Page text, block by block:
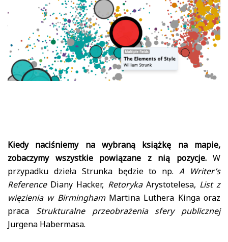
Kiedy naciśniemy na wybraną książkę na mapie,
zobaczymy wszystkie powiązane z nią pozycje.W
przypadku dzieła Strunka będzie to np.A Writer’s
ReferenceDiany Hacker, RetorykaArystotelesa, List z
więzienia w BirminghamMartina Luthera Kinga oraz
praca Strukturalne przeobrażenia sfery publicznej
Jurgena Habermasa.